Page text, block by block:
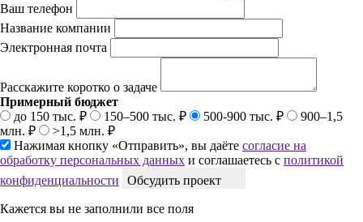
Ваш телефон
Название компании
Электронная почта
Расскажите коротко о задаче
Примерный бюджет
до 150 тыс. ₽
150–500 тыс. ₽ 500-900 тыс. ₽
900–1,5
млн. ₽
>1,5 млн. ₽
Нажимая кнопку «Отправить», вы даёте согласие на
обработку персональных данных и соглашаетесь с политикой
конфиденциальности
Обсудить проект
Кажется вы не заполнили все поля